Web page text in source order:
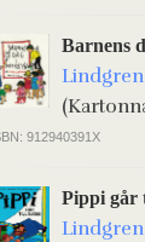
Barnens
912940391X
Pippi går